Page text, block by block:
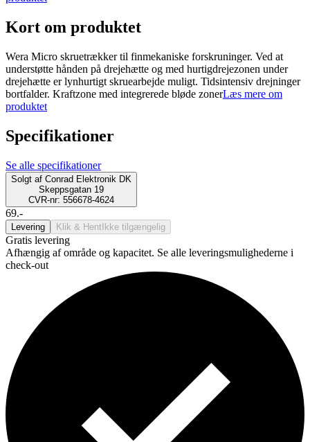
Kort om produktet
Wera Micro skruetrækker til finmekaniske forskruninger. Ved at
understøtte hånden på drejehætte og med hurtigdrejezonen under
drejehætte er lynhurtigt skruearbejde muligt. Tidsintensiv drejninger
bortfalder. Kraftzone med integrerede bløde zonerLæs mere om
produktet
Specifikationer
Se alle specifikationer
Solgt af Conrad Elektronik DK
Skeppsgatan 19
CVR-nr: 556678-4624
69.-
Levering Klik & Hent Ikke tilgængelig
Gratis levering
Afhængig af område og kapacitet. Se alle leveringsmulighederne i
check-out